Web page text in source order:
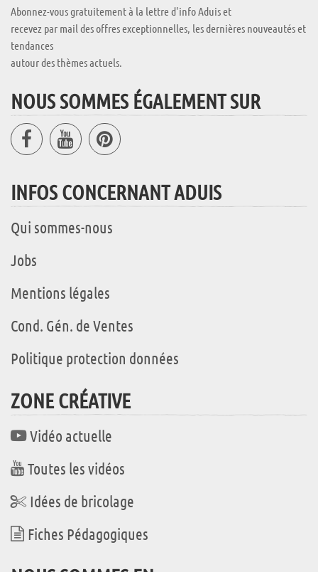
Abonnez-vous gratuitement à la lettre d'info Aduis et
recevez par mail des offres exceptionnelles, les dernières nouveautés et
tendances
autour des thèmes actuels.
NOUS SOMMES ÉGALEMENT SUR
INFOS CONCERNANT ADUIS
Qui sommes-nous
Jobs
Mentions légales
Cond. Gén. de Ventes
Politique protection données
ZONE CRÉATIVE
Vidéo actuelle
Toutes les vidéos
Idées de bricolage
Fiches Pédagogiques